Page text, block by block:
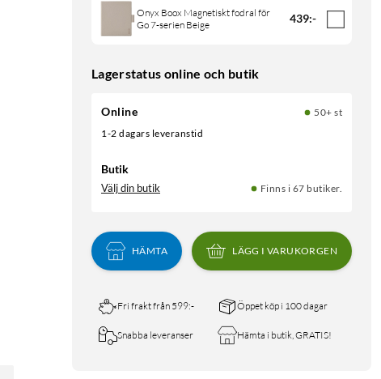
Onyx Boox Magnetiskt fodral för
Go 7-serien Beige
439:-
Lagerstatus online och butik
Online
50+ st
1-2 dagars leveranstid
Butik
Välj din butik Finns i 67 butiker.
HÄMTA LÄGG I VARUKORGEN
Fri frakt från 599:- Öppet köp i 100 dagar
Snabba leveranser Hämta i butik, GRATIS!